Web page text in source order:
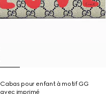
Cabas pour enfant à motif GG
avec imprimé